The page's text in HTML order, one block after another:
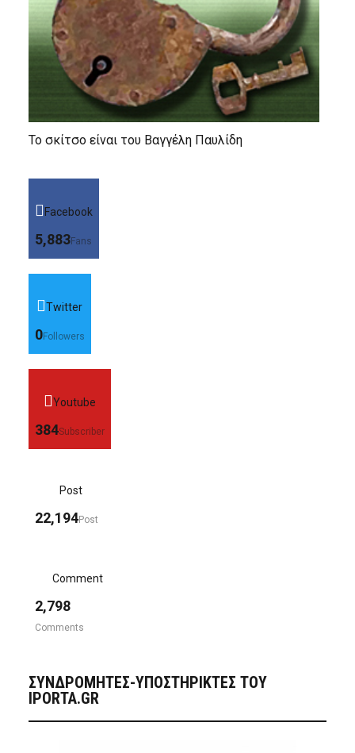
Το σκίτσο είναι του Βαγγέλη Παυλίδη
Facebook
5,883Fans
Twitter
0Followers
Youtube
384Subscriber
Post
22,194Post
Comment
2,798
Comments
ΣΥΝΔΡΟΜΗΤΈΣ-ΥΠΟΣΤΗΡΙΚΤΈΣ ΤΟΥ
IPORTA.GR